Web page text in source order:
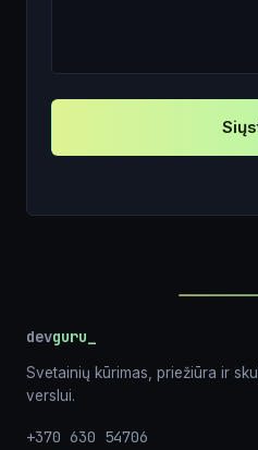
devguru
Svetainių kūrimas, priežiūra ir
verslui.
+370 630 54706